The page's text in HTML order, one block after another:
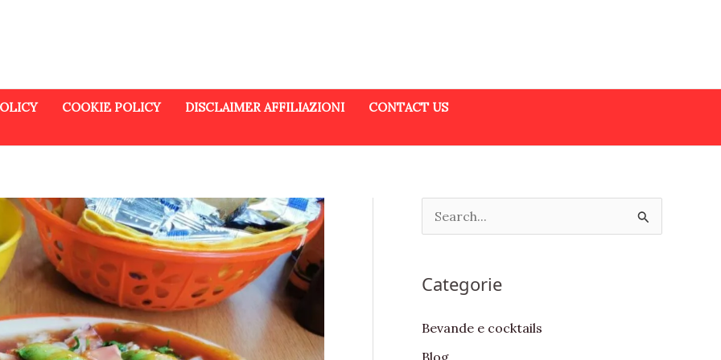
COOKIE POLICY DISCLAIMER AFFILIAZIONI
CONTACT US
e
r
Categorie
Bevande e cocktails
Blog